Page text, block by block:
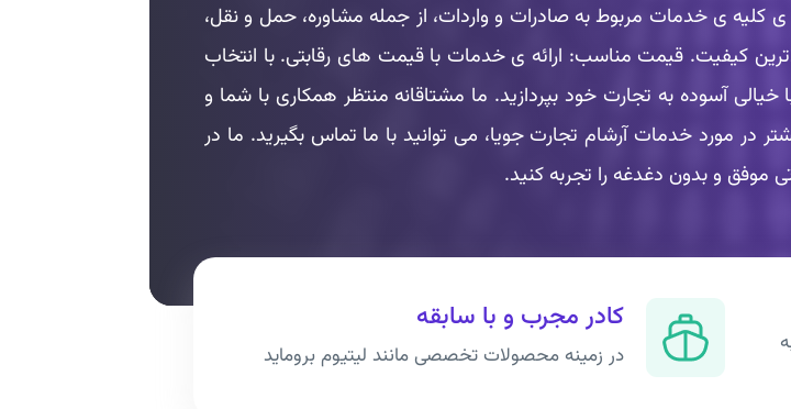
کلیه ی خدمات مربوط به صادرات و واردات، از جمله مشاوره، حمل و نقل،
کیفیت. قیمت مناسب: ارائه ی خدمات با قیمت های رقابتی. با انتخاب
خیالی آسوده به تجارت خود بپردازید. ما مشتاقانه منتظر همکاری با شما و
در مورد خدمات آرشام تجارت جویا، می توانید با ما تماس بگیرید. ما در
موفق و بدون دغدغه را تجربه کنید.
کادر مجرب و با سابقه
در زمینه محصولات تخصصی مانند لیتیوم بروماید